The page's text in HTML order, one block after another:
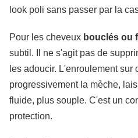
look poli sans passer par la
Pour les cheveux bouclés ou
subtil. Il ne s'agit pas de
les adoucir. L'enroulement sur
progressivement la mèche,
fluide, plus souple. C'est un
protection.